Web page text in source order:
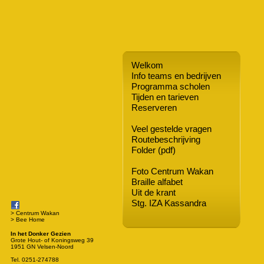
Welkom
Info teams en bedrijven
Programma scholen
Tijden en tarieven
Reserveren
Veel gestelde vragen
Routebeschrijving
Folder (pdf)
Foto Centrum Wakan
Braille alfabet
Uit de krant
Stg. IZA Kassandra
> Centrum Wakan
> Bee Home
In het Donker Gezien
Grote Hout- of Koningsweg 39
1951 GN Velsen-Noord
Tel. 0251-274788